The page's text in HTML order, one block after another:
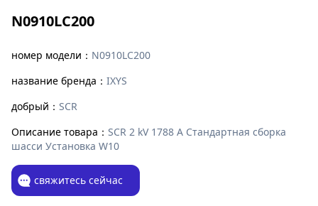
N0910LC200
номер модели： N0910LC200
название бренда： IXYS
добрый： SCR
Описание товара： SCR 2 kV 1788 A Стандартная сборка
шасси Установка W10
свяжитесь сейчас